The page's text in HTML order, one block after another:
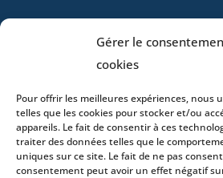
Gérer le
cookies
Pour offrir les meilleures expériences, nous
telles que les cookies pour stocker et/ou
appareils. Le fait de consentir à ces
traiter des données telles que le
uniques sur ce site. Le fait de ne pas
consentement peut avoir un effet négatif
Avocats
Bureaux
Avocats
Actualités